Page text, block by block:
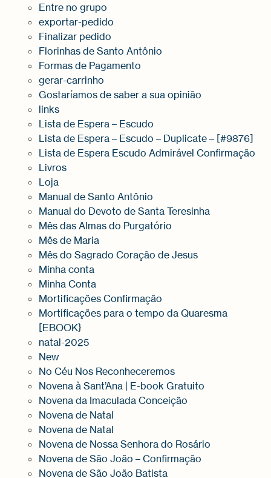
Entre no grupo
exportar-pedido
Finalizar pedido
Florinhas de Santo Antônio
Formas de Pagamento
gerar-carrinho
Gostaríamos de saber a sua opinião
links
Lista de Espera – Escudo
Lista de Espera – Escudo – Duplicate – [#9876]
Lista de Espera Escudo Admirável Confirmação
Livros
Loja
Manual de Santo Antônio
Manual do Devoto de Santa Teresinha
Mês das Almas do Purgatório
Mês de Maria
Mês do Sagrado Coração de Jesus
Minha conta
Minha Conta
Mortificações Confirmação
Mortificações para o tempo da Quaresma
[EBOOK}
natal-2025
New
No Céu Nos Reconheceremos
Novena à Sant’Ana | E-book Gratuito
Novena da Imaculada Conceição
Novena de Natal
Novena de Natal
Novena de Nossa Senhora do Rosário
Novena de São João – Confirmação
Novena de São João Batista​